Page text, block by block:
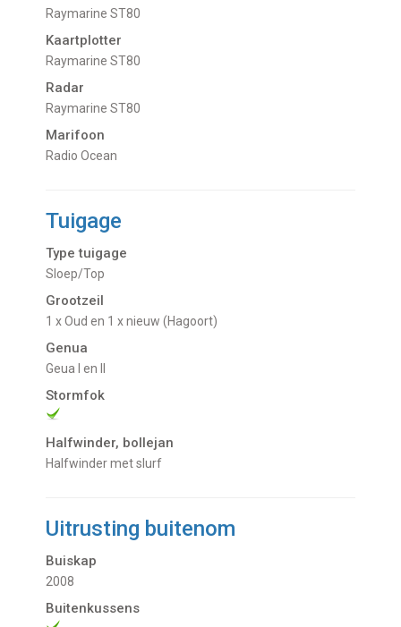
Raymarine ST80
Kaartplotter
Raymarine ST80
Radar
Raymarine ST80
Marifoon
Radio Ocean
Tuigage
Type tuigage
Sloep/Top
Grootzeil
1 x Oud en 1 x nieuw (Hagoort)
Genua
Geua I en II
Stormfok
Halfwinder, bollejan
Halfwinder met slurf
Uitrusting buitenom
Buiskap
2008
Buitenkussens